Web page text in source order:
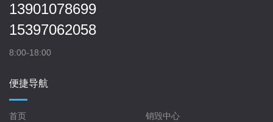
13901078699
15397062058
8:00-18:00
便捷导航
首页
销毁中心